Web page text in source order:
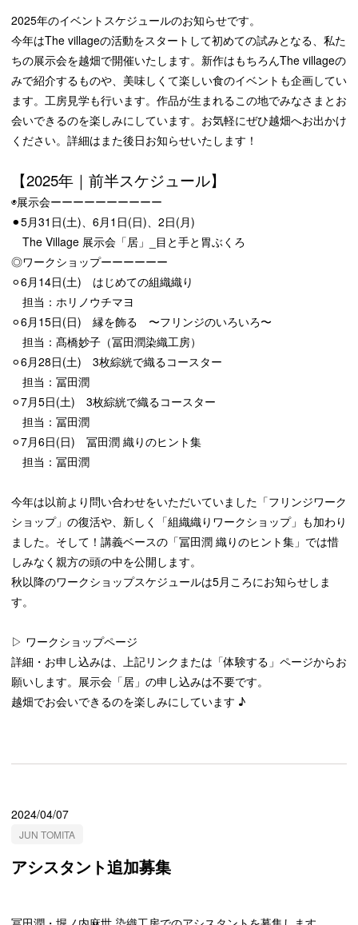
2025年のイベントスケジュールのお知らせです。
今年はThe villageの活動をスタートして初めての試みとなる、私た
ちの展示会を越畑で開催いたします。新作はもちろんThe villageの
みで紹介するものや、美味しくて楽しい食のイベントも企画してい
ます。工房見学も行います。作品が生まれるこの地でみなさまとお
会いできるのを楽しみにしています。お気軽にぜひ越畑へお出かけ
ください。詳細はまた後日お知らせいたします！
【2025年｜前半スケジュール】
◉展示会ーーーーーーーーーー
⚫︎5月31日(土)、6月1日(日)、2日(月)
The Village 展示会「居」_目と手と胃ぶくろ
◎ワークショップーーーーーー
⚪︎6月14日(土) はじめての組織織り
担当：ホリノウチマヨ
⚪︎6月15日(日) 縁を飾る 〜フリンジのいろいろ〜
担当：髙橋妙子（冨田潤染織工房）
⚪︎6月28日(土) 3枚綜絖で織るコースター
担当：冨田潤
⚪︎7月5日(土) 3枚綜絖で織るコースター
担当：冨田潤
⚪︎7月6日(日) 冨田潤 織りのヒント集
担当：冨田潤
今年は以前より問い合わせをいただいていました「フリンジワーク
ショップ」の復活や、新しく「組織織りワークショップ」も加わり
ました。そして！講義ベースの「冨田潤 織りのヒント集」では惜
しみなく親方の頭の中を公開します。
秋以降のワークショップスケジュールは5月ころにお知らせしま
す。
▷ ワークショップページ
詳細・お申し込みは、上記リンクまたは「体験する」ページからお
願いします。展示会「居」の申し込みは不要です。
越畑でお会いできるのを楽しみにしています ♪
2024/04/07
JUN TOMITA
アシスタント追加募集